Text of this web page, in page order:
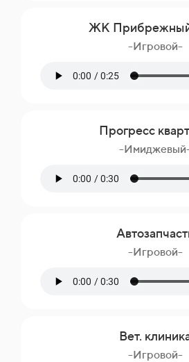
ЖК
-Игровой-
Прогресс
-
-Игровой-
Вет.
-Игровой-